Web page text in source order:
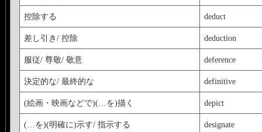
控除する deduct
差し引き/ 控除 deduction
服従/ 尊敬/ 敬意 deference
決定的な/ 最終的な definitive
(絵画・映画などで)(…を)描く depict
(…を)(明確に)示す/ 指示する designate